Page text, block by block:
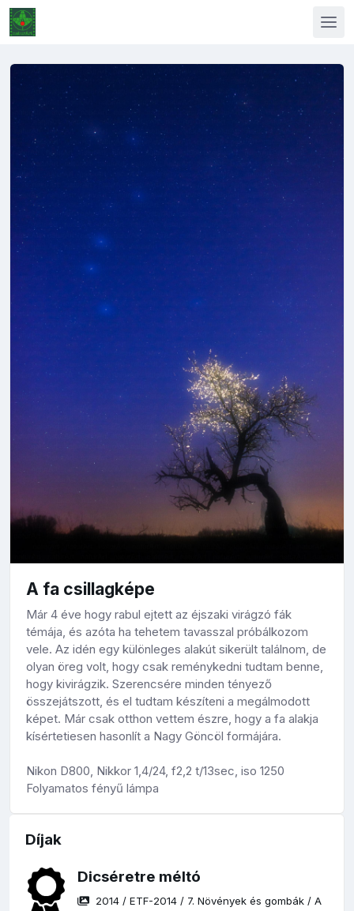
A fa csillagképe
Már 4 éve hogy rabul ejtett az éjszaki virágzó fák
témája, és azóta ha tehetem tavasszal próbálkozom
vele. Az idén egy különleges alakút sikerült találnom, de
olyan öreg volt, hogy csak reménykedni tudtam benne,
hogy kivirágzik. Szerencsére minden tényező
összejátszott, és el tudtam készíteni a megálmodott
képet. Már csak otthon vettem észre, hogy a fa alakja
kísértetiesen hasonlít a Nagy Göncöl formájára.
Nikon D800, Nikkor 1,4/24, f2,2 t/13sec, iso 1250
Folyamatos fényű lámpa
Díjak
Dicséretre méltó
2014 /ETF-2014 / 7. Növények és gombák /A